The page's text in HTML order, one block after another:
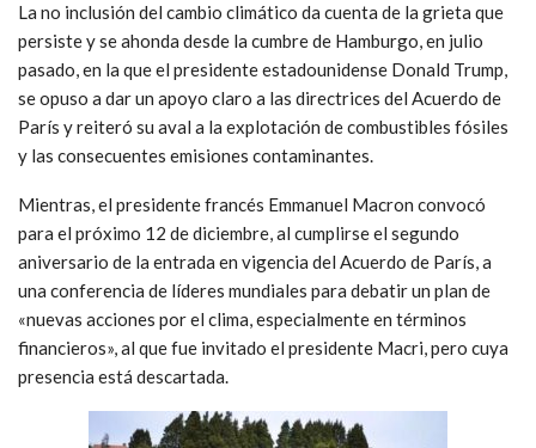
La no inclusión del cambio climático da cuenta de la grieta que
persiste y se ahonda desde la cumbre de Hamburgo, en julio
pasado, en la que el presidente estadounidense Donald Trump,
se opuso a dar un apoyo claro a las directrices del Acuerdo de
París y reiteró su aval a la explotación de combustibles fósiles
y las consecuentes emisiones contaminantes.
Mientras, el presidente francés Emmanuel Macron convocó
para el próximo 12 de diciembre, al cumplirse el segundo
aniversario de la entrada en vigencia del Acuerdo de París, a
una conferencia de líderes mundiales para debatir un plan de
«nuevas acciones por el clima, especialmente en términos
financieros», al que fue invitado el presidente Macri, pero cuya
presencia está descartada.